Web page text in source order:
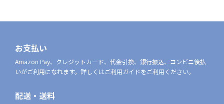
お支払い
Amazon Pay、クレジットカード、代金引換、銀行振込、コンビニ後払
いがご利用になれます。詳しくはご利用ガイドをご利用ください。
配送・送料